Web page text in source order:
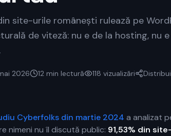
site-urile românești rulează pe
de viteză: nu e de la hosting, nu
2026 12 min lectură 118 vizualizări
Cyberfolks din martie 2024 a analizat
nimeni nu îl discută public: 91,53% din